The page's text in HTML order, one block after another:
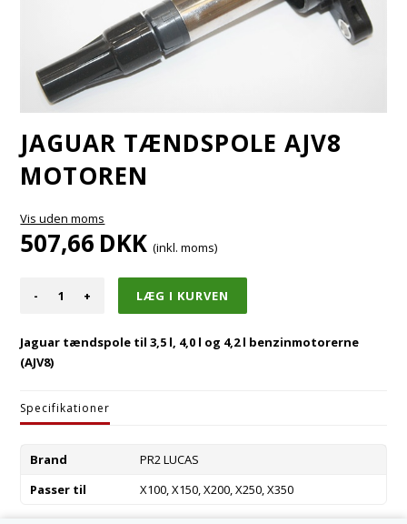
JAGUAR TÆNDSPOLE AJV8
MOTOREN
Vis uden moms
507,66 DKK (inkl. moms)
- +
Jaguar tændspole til 3,5 l, 4,0 l og 4,2 l benzinmotorerne
(AJV8)
Specifikationer
Brand
PR2 LUCAS
Passer til
X100, X150, X200, X250, X350